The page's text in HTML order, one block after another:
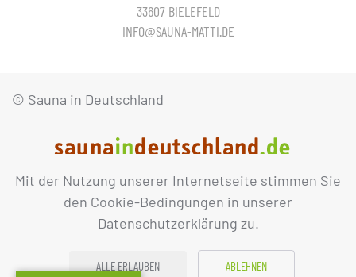
Mit der Nutzung unserer Internetseite stimmen Sie
den Cookie-Bedingungen in unserer
Datenschutzerklärung zu.
ALLE ERLAUBEN ABLEHNEN
33607 BIELEFELD
INFO@SAUNA-MATTI.DE
© Sauna in Deutschland
IMPRESSUM DATENSCHUTZ